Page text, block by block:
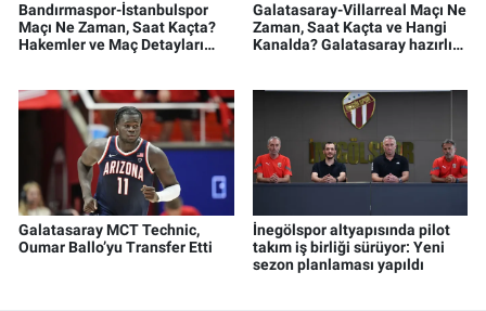
Bandırmaspor-İstanbulspor
Maçı Ne Zaman, Saat Kaçta?
Hakemler ve Maç Detayları
Galatasaray-Villarreal Maçı Ne
Zaman, Saat Kaçta ve Hangi
Kanalda? Galatasaray hazırlık
Galatasaray MCT Technic,
Oumar Ballo’yu Transfer Etti
İnegölspor altyapısında pilot
takım iş birliği sürüyor: Yeni
sezon planlaması yapıldı